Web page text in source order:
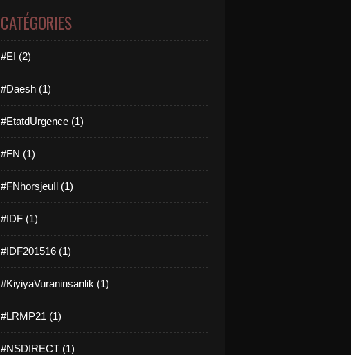
CATÉGORIES
#EI (2)
#Daesh (1)
#EtatdUrgence (1)
#FN (1)
#FNhorsjeuIl (1)
#IDF (1)
#IDF201516 (1)
#KiyiyaVuraninsanlik (1)
#LRMP21 (1)
#NSDIRECT (1)